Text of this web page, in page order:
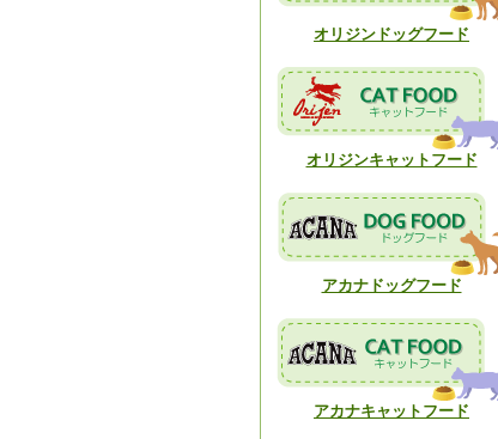
オリジンドッグフード
オリジンキャットフード
アカナドッグフード
アカナキャットフード